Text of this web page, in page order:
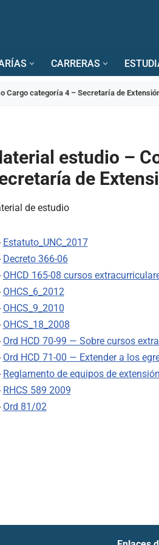
CARRERAS
Cargo categoría 4 – Secretaría de
estudio –
de
de estudio
Estatuto_UNC_2017
Decreto 366-06
OHCD 165-08 cursos
OHCS_6_2012
OHCS_9_2010
OHCS_18_2008
Ord HCD 70-99 — Sobre cursos
Ord HCD 71-00 — Extender a los
Reglamento de equipos de extensión
RHCS 589 2009
Ord 81/02